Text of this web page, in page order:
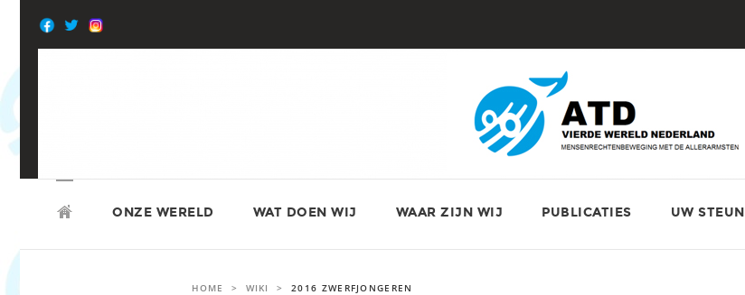
content
ATD VIERDE WERELD
TO
CONTENT
ONZE WERELD WAT DOEN WIJ WAAR ZIJN WIJ PUBLICATIES UW STEUN
HOME > WIKI > 2016 ZWERFJONGEREN